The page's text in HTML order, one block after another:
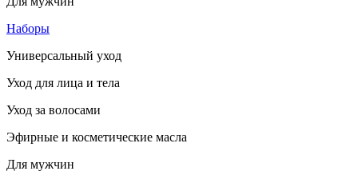
Наборы
Универсальный уход
Уход для лица и тела
Уход за волосами
Эфирные и косметические масла
Для мужчин